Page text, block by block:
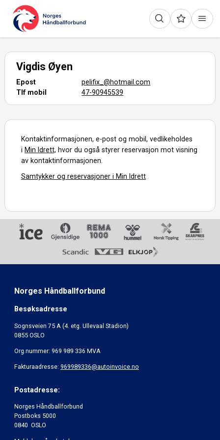
Vigdis Øyen
Epost
pelifix_@hotmail.com
Tlf mobil
47-90945539
Kontaktinformasjonen, e-post og mobil, vedlikeholdes
i Min Idrett, hvor du også styrer reservasjon mot visning
av kontaktinformasjonen.
Samtykker og reservasjoner i Min Idrett
Norges Håndballforbund
Besøksadresse
Sognsveien 75 A (4. etg. Ullevaal Stadion)
0855 OSLO
Org.nummer: 969 989 336 MVA
Fakturaadresse: 969989336@autoinvoice.no
Postadresse:
Norges Håndballforbund
Postboks 5000
0840 OSLO